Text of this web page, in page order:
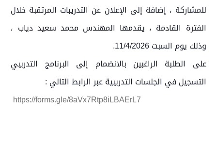
للمشاركة ، إضافة إلى الإعلان عن التدريبات المرتقبة خلال
الفترة القادمة ، يقدمها المهندس محمد سعيد دياب ،
وذلك يوم السبت 11/4/2026.
على الطلبة الراغبين بالانضمام إلى البرنامج التدريبي
التسجيل في الجلسات التدريبية عبر الرابط التالي :
https://forms.gle/8aVx7Rtp8iLBAErL7